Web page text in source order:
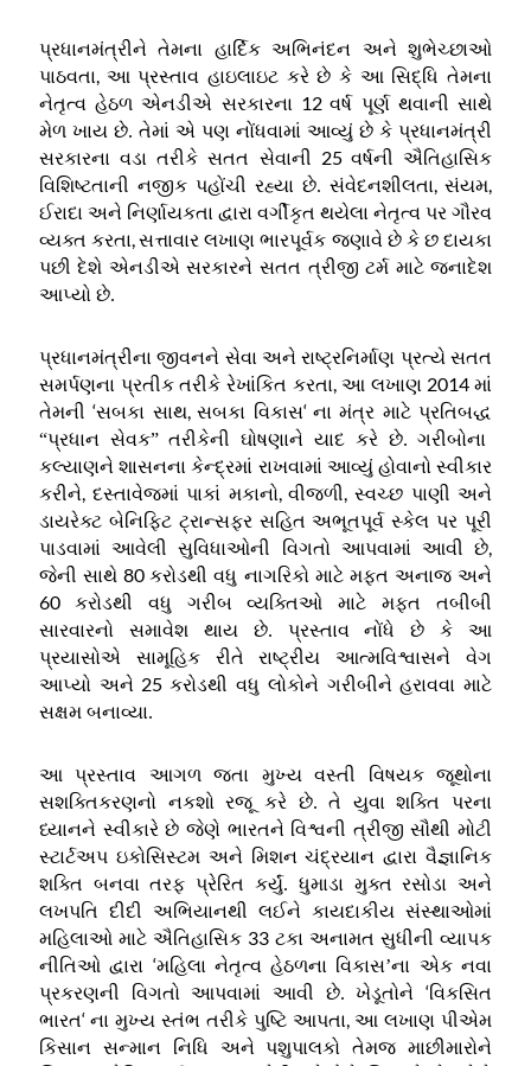
પ્રધાનમંત્રીને તેમના હાર્દિક અભિનંદન અને શુભેચ્છાઓ
પાઠવતા, આ પ્રસ્તાવ હાઇલાઇટ કરે છે કે આ સિદ્ધિ તેમના
નેતૃત્વ હેઠળ એનડીએ સરકારના 12વર્ષ પૂર્ણ થવાની સાથે
મેળ ખાય છે. તેમાં એ પણ નોંધવામાં આવ્યું છે કે પ્રધાનમંત્રી
સરકારના વડા તરીકે સતત સેવાની 25 વર્ષની ઐતિહાસિક
વિશિષ્ટતાની નજીક પહોંચી રહ્યા છે.સંવેદનશીલતા,સંયમ,
ઈરાદા અને નિર્ણાયકતા દ્વારા વર્ગીકૃત થયેલા નેતૃત્વ પર ગૌરવ
વ્યક્ત કરતા,સત્તાવાર લખાણ ભારપૂર્વક જણાવે છે કે છ દાયકા
પછી દેશે એનડીએ સરકારને સતત ત્રીજી ટર્મ માટે જનાદેશ
આપ્યો છે.
પ્રધાનમંત્રીના જીવનને સેવા અને રાષ્ટ્રનિર્માણ પ્રત્યે સતત
સમર્પણના પ્રતીક તરીકે રેખાંકિત કરતા, આ લખાણ 2014માં
તેમની‘સબકા સાથ,સબકા વિકાસ‘ ના મંત્ર માટે પ્રતિબદ્ધ
“પ્રધાન સેવક”તરીકેની ઘોષણાને યાદ કરે છે.ગરીબોના
કલ્યાણને શાસનના કેન્દ્રમાં રાખવામાં આવ્યું હોવાનો સ્વીકાર
કરીને, દસ્તાવેજમાં પાકાં મકાનો,વીજળી, સ્વચ્છ પાણી અને
ડાયરેક્ટ બેનિફિટ ટ્રાન્સફર સહિત અભૂતપૂર્વ સ્કેલ પર પૂરી
પાડવામાં આવેલી સુવિધાઓની વિગતો આપવામાં આવી છે,
જેની સાથે80કરોડથી વધુ નાગરિકો માટે મફત અનાજ અને
60 કરોડથી વધુ ગરીબ વ્યક્તિઓ માટે મફત તબીબી
સારવારનો સમાવેશ થાય છે. પ્રસ્તાવ નોંધે છે કે આ
પ્રયાસોએ સામૂહિક રીતે રાષ્ટ્રીય આત્મવિશ્વાસને વેગ
આપ્યો અને 25કરોડથી વધુ લોકોને ગરીબીને હરાવવા માટે
સક્ષમ બનાવ્યા.
આ પ્રસ્તાવ આગળ જતા મુખ્ય વસ્તી વિષયક જૂથોના
સશક્તિકરણનો નકશો રજૂ કરે છે.તે યુવા શક્તિ પરના
ધ્યાનને સ્વીકારે છે જેણે ભારતને વિશ્વની ત્રીજી સૌથી મોટી
સ્ટાર્ટઅપ ઇકોસિસ્ટમ અને મિશન ચંદ્રયાન દ્વારા વૈજ્ઞાનિક
શક્તિ બનવા તરફ પ્રેરિત કર્યું. ધુમાડા મુક્ત રસોડા અને
લખપતિ દીદી અભિયાનથી લઈને કાયદાકીય સંસ્થાઓમાં
મહિલાઓ માટે ઐતિહાસિક 33 ટકા અનામત સુધીની વ્યાપક
નીતિઓ દ્વારા ‘મહિલા નેતૃત્વ હેઠળના વિકાસ’ના એક નવા
પ્રકરણની વિગતો આપવામાં આવી છે.ખેડૂતોને‘વિકસિત
ભારત‘ ના મુખ્ય સ્તંભ તરીકે પુષ્ટિ આપતા,આ લખાણ પીએમ
કિસાન સન્માન નિધિ અને પશુપાલકો તેમજ માછીમારોને